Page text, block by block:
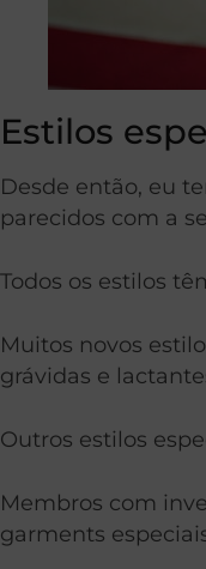
Estilos
Desde então, eu
parecidos com a
Todos os estilos
Muitos novos
grávidas e
Outros estilos
Membros com
garments